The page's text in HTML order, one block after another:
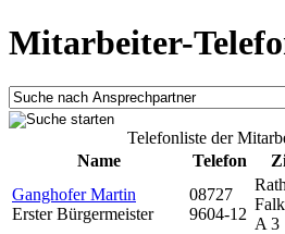
Mitarbeiter-
Telefonliste der
Name
Telefon
Ganghofer Martin
Erster Bürgermeister
08727
9604-12
A 3